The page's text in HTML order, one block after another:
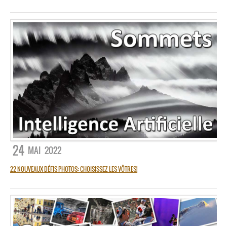
24 MAI 2022
22 NOUVEAUX DÉFIS PHOTOS: CHOISISSEZ LES VÔTRES!